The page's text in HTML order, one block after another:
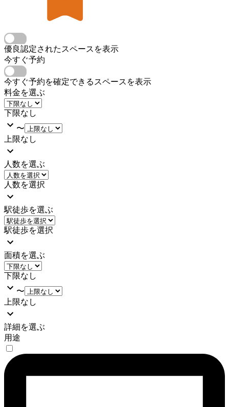
優良認定されたスペースを表示
今すぐ予約
今すぐ予約を確定できるスペースを表示
料金を選ぶ
下限なし
〜
上限なし
人数を選ぶ
人数を選択
駅徒歩を選ぶ
駅徒歩を選択
面積を選ぶ
下限なし
〜
上限なし
詳細を選ぶ
用途